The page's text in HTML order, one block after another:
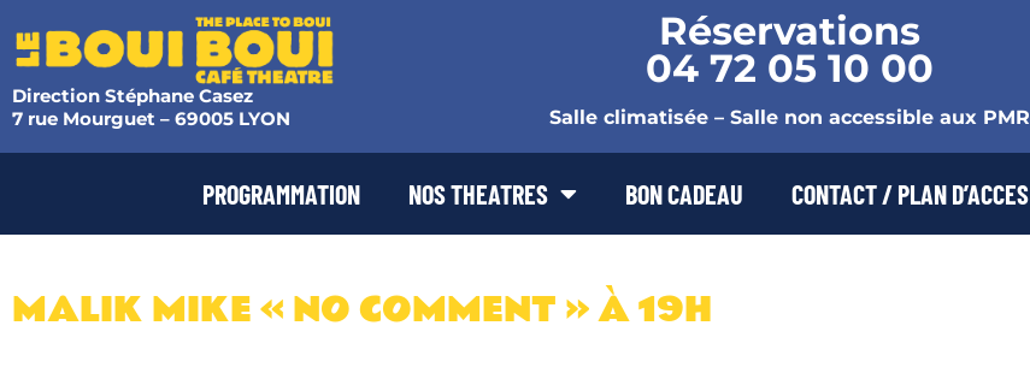
Direction Stéphane Casez
7 rue Mourguet – 69005 LYON
Réservations
04 72 05 10 00
Salle climatisée – Salle non accessible aux PMR
PROGRAMMATION NOS THEATRES BON CADEAU CONTACT / PLAN D’ACCES
MALIK MIKE « NO COMMENT » À 19H